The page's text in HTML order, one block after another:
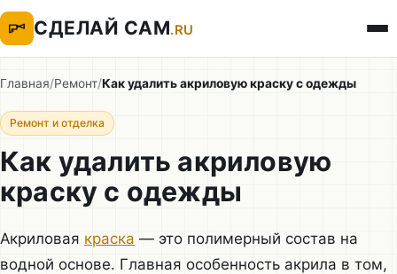
СДЕЛАЙ САМ.RU
Главная/Ремонт/Как удалить акриловую краску с одежды
Ремонт и отделка
Как удалить акриловую
краску с одежды
Акриловая краска — это полимерный состав на
водной основе. Главная особенность акрила в том,